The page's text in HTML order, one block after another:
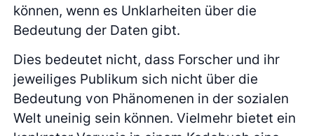
können, wenn es Unklarheiten über die
Bedeutung der Daten gibt.
Dies bedeutet nicht, dass Forscher und ihr
jeweiliges Publikum sich nicht über die
Bedeutung von Phänomenen in der sozialen
Welt uneinig sein können. Vielmehr bietet ein